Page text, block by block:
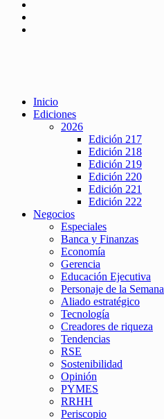
Inicio
Ediciones
2026
Edición 217
Edición 218
Edición 219
Edición 220
Edición 221
Edición 222
Negocios
Especiales
Banca y Finanzas
Economía
Gerencia
Educación Ejecutiva
Personaje de la Semana
Aliado estratégico
Tecnología
Creadores de riqueza
Tendencias
RSE
Sostenibilidad
Opinión
PYMES
RRHH
Periscopio